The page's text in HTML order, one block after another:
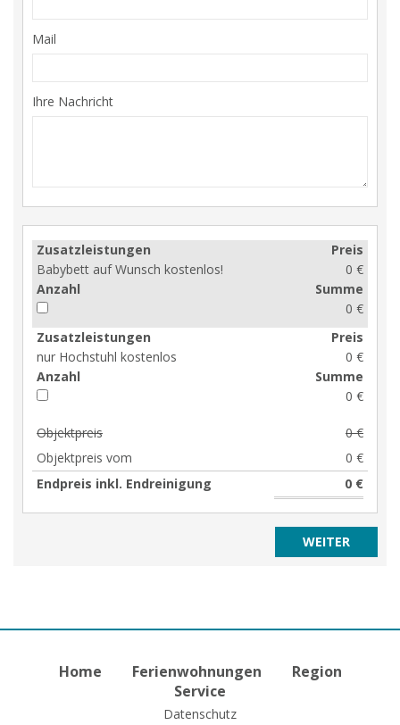
Mail
Ihre Nachricht
Zusatzleistungen
Babybett auf Wunsch kostenlos!
Preis
0 €
Anzahl
Summe
0 €
Zusatzleistungen
nur Hochstuhl kostenlos
Preis
0 €
Anzahl
Summe
0 €
Objektpreis
0 €
Objektpreis vom
0 €
Endpreis inkl. Endreinigung
0 €
Home Ferienwohnungen
Region
Service
Datenschutz